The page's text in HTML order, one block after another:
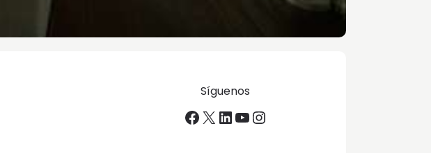
Síguenos
Facebook
X LinkedIn
YouTube
Instagram